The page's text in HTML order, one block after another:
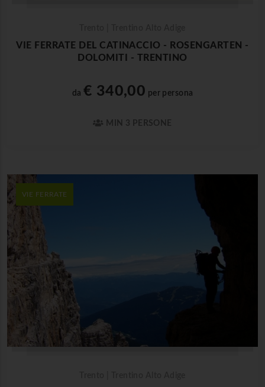
VIE FERRATE DEL CATINACCIO - ROSENGARTEN -
DOLOMITI - TRENTINO
da € 340,00 per persona
MIN 3 PERSONE
VIE FERRATE